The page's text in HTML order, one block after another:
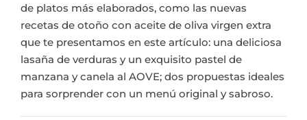
de platos más elaborados, como las nuevas
recetas de otoño con aceite de oliva virgen extra
que te presentamos en este artículo: una deliciosa
lasaña de verduras y un exquisito pastel de
manzana y canela al AOVE; dos propuestas ideales
para sorprender con un menú original y sabroso.